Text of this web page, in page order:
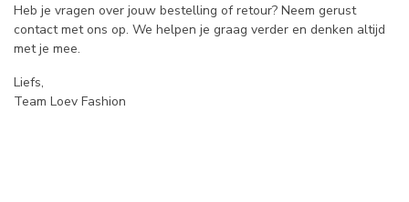
Heb je vragen over jouw bestelling of retour? Neem gerust
contact met ons op. We helpen je graag verder en denken altijd
met je mee.
Liefs,
Team Loev Fashion